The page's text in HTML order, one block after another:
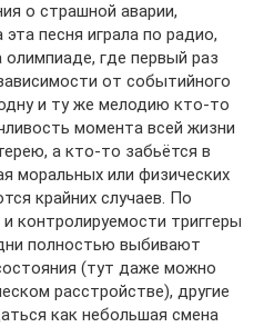
о страшной аварии,
песня играла по радио,
где первый раз
от событийного
и ту же мелодию кто-то
момента всей жизни
а кто-то забьётся в
моральных или физических
крайних случаев. По
контролируемости триггеры
полностью выбивают
(тут даже можно
расстройстве), другие
как небольшая смена